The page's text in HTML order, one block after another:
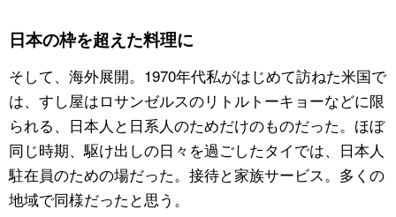
日本の枠を超えた料理に
そして、海外展開。1970年代私がはじめて訪ねた米国で
は、すし屋はロサンゼルスのリトルトーキョーなどに限
られる、日本人と日系人のためだけのものだった。ほぼ
同じ時期、駆け出しの日々を過ごしたタイでは、日本人
駐在員のための場だった。接待と家族サービス。多くの
地域で同様だったと思う。